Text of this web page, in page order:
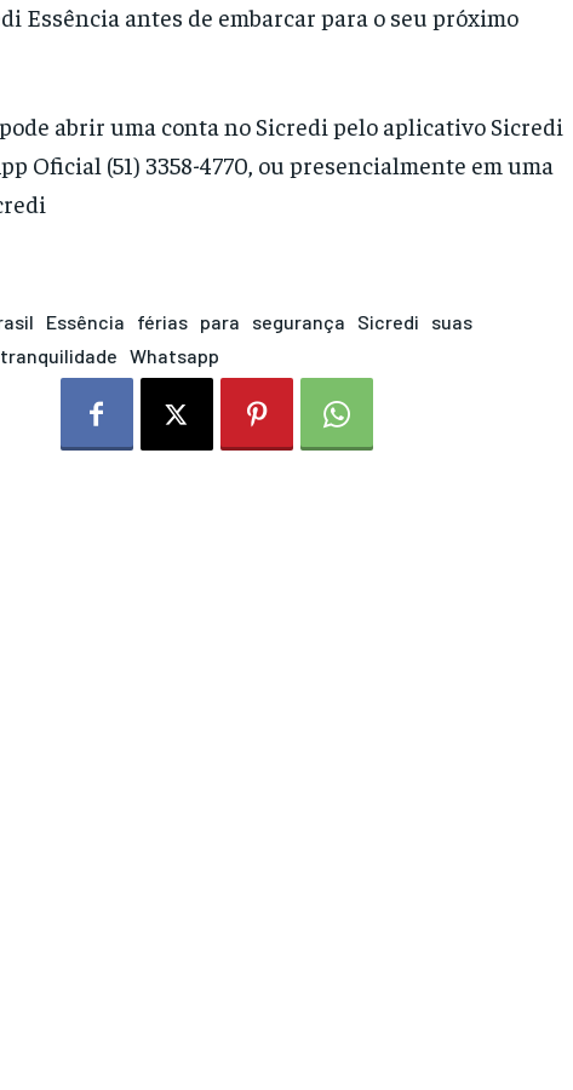
Essência antes de embarcar para o seu próximo
abrir uma conta no Sicredi pelo aplicativo Sicredi
Oficial (51) 3358-4770, ou presencialmente em uma
Essência férias para segurança Sicredi
suas
tranquilidade Whatsapp